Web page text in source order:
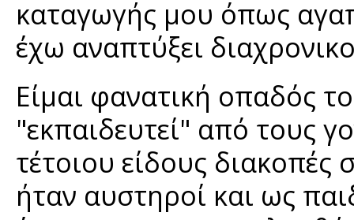
καταγωγής μου όπως
έχω αναπτύξει
Είμαι φανατική οπαδός
"εκπαιδευτεί" από τους
τέτοιου είδους διακοπές
ήταν αυστηροί και ως